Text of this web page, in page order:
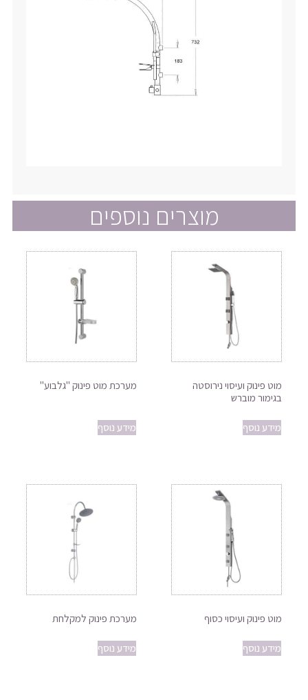
מוצרים נוספים
מוט פינוק ועיסוי נירוסטה
בגימור מוברש
מידע נוסף
מערכת מוט פינוק "גלבוע"
מידע נוסף
מוט פינוק ועיסוי כסוף
מידע נוסף
מערכת פינוק למקלחת
מידע נוסף